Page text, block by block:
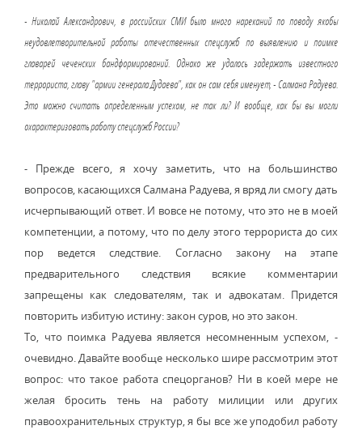
- Николай Александрович, в российских СМИ было много нареканий по поводу якобы
неудовлетворительной работы отечественных спецслужб по выявлению и поимке
главарей чеченских бандформирований. Однако же удалось задержать известного
террориста, главу "армии генерала Дудаева", как он сам себя именует, - Салмана Радуева.
Это можно считать определенным успехом, не так ли? И вообще, как бы вы могли
охарактеризовать работу спецслужб России?
- Прежде всего, я хочу заметить, что на большинство
вопросов, касающихся Салмана Радуева, я вряд ли смогу дать
исчерпывающий ответ. И вовсе не потому, что это не в моей
компетенции, а потому, что по делу этого террориста до сих
пор ведется следствие. Согласно закону на этапе
предварительного следствия всякие комментарии
запрещены как следователям, так и адвокатам. Придется
повторить избитую истину: закон суров, но это закон.
То, что поимка Радуева является несомненным успехом, -
очевидно. Давайте вообще несколько шире рассмотрим этот
вопрос: что такое работа спецорганов? Ни в коей мере не
желая бросить тень на работу милиции или других
правоохранительных структур, я бы все же уподобил работу